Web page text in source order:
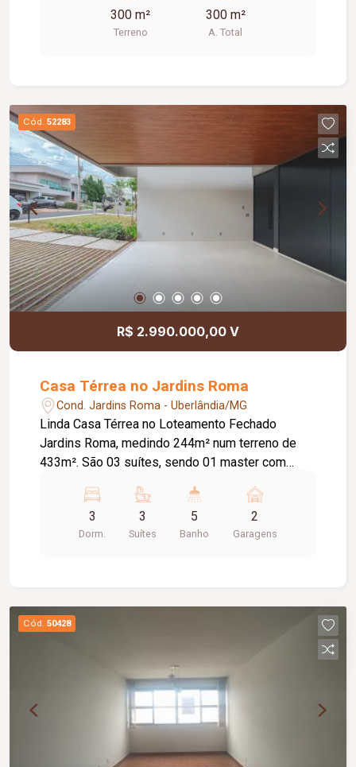
300 m²
Terreno
300 m²
A. Total
Cód. 52283
R$ 2.990.000,00 V
Casa Térrea no Jardins Roma
Cond. Jardins Roma - Uberlândia/MG
Linda Casa Térrea no Loteamento Fechado
Jardins Roma, medindo 244m² num terreno de
433m². São 03 suítes, sendo 01 master com
ambientes integrada com a cozinha e área
gourmet, piscina, lavanderia, depósito.
3
Dorm.
3
Suítes
5
Banho
2
Garagens
Cód. 50428